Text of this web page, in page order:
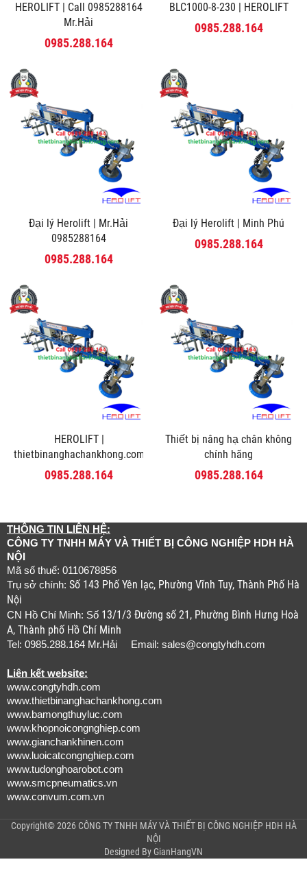
HEROLIFT | Call 0985288164
Mr.Hải
0985.288.164
BLC1000-8-230 | HEROLIFT
0985.288.164
Đại lý Herolift | Mr.Hải
0985288164
0985.288.164
Đại lý Herolift | Minh Phú
0985.288.164
HEROLIFT |
thietbinanghachankhong.com
0985.288.164
Thiết bị nâng hạ chân không
chính hãng
0985.288.164
THÔNG TIN LIÊN HỆ:
CÔNG TY TNHH MÁY VÀ THIẾT BỊ CÔNG NGHIỆP HDH HÀ
NỘI
Mã số thuế: 0110678856
Trụ sở chính: Số 143 Phố Yên lạc, Phường Vĩnh Tuy, Thành Phố Hà
Nội
CN Hồ Chí Minh: Số 13/1/3 Đường số 21, Phường Bình Hưng Hoà
A, Thành phố Hồ Chí Minh
Tel: 0985.288.164 Mr.Hải Email: sales@congtyhdh.com
Liên kết website:
www.congtyhdh.com
www.thietbinanghachankhong.com
www.bamongthuyluc.com
www.khopnoicongnghiep.com
www.gianchankhinen.com
www.luoicatcongnghiep.com
www.tudonghoarobot.com
www.smcpneumatics.vn
www.convum.com.vn
Copyright© 2026 CÔNG TY TNHH MÁY VÀ THIẾT BỊ CÔNG NGHIỆP HDH HÀ
NỘI
Designed By GianHangVN